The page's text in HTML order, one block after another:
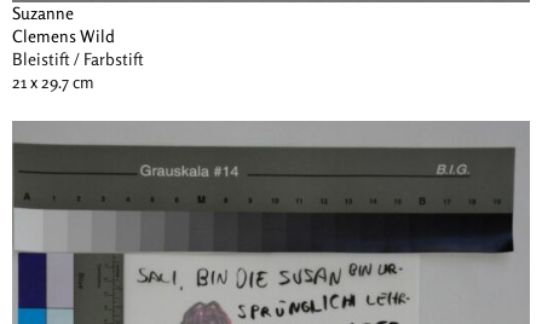
Suzanne
Clemens Wild
Bleistift / Farbstift
21 x 29.7 cm